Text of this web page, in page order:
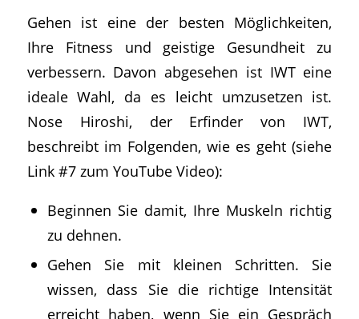
Gehen ist eine der besten Möglichkeiten,
Ihre Fitness und geistige Gesundheit zu
verbessern. Davon abgesehen ist IWT eine
ideale Wahl, da es leicht umzusetzen ist.
Nose Hiroshi, der Erfinder von IWT,
beschreibt im Folgenden, wie es geht (siehe
Link #7 zum YouTube Video):
Beginnen Sie damit, Ihre Muskeln richtig
zu dehnen.
Gehen Sie mit kleinen Schritten. Sie
wissen, dass Sie die richtige Intensität
erreicht haben, wenn Sie ein Gespräch